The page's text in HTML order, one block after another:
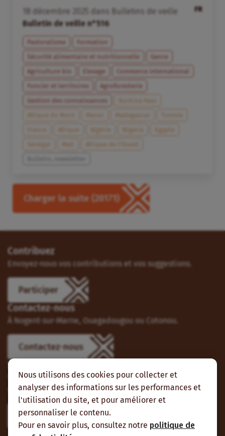
Nous utilisons des cookies pour collecter et
analyser des informations sur les performances et
l'utilisation du site, et pour améliorer et
personnaliser le contenu.
Pour en savoir plus, consultez notre politique de
FR
décembre dans
Bulletins de veille
Bulletin de veille n°516
Pastoralisme
Formation
Sécurité alimentaire et nutritionnelle
Genre
Agriculture bio
Elevage
Commerce international
Foncier et territoires
Agroforesterie
Gestion des connaissances
Burkina Faso
Afrique du Nord
Maroc Madagascar
Tunisie
France
Afrique Algérie Nigeria
Egypte
Sénégal
Mali
Afrique de l’Ouest
Charger la suite (20171)
Contribuez
Envoyez-nous vos contributions et vos suggestions.
Participer
Contactez-nous
À Nogent-sur-Marne, Ouagadougou ou Cotonou.
Contactez-nous
Suivez-nous
Vous pouvez aussi vous abonner à nos flux RSS et nous
suivre sur les réseaux sociaux.